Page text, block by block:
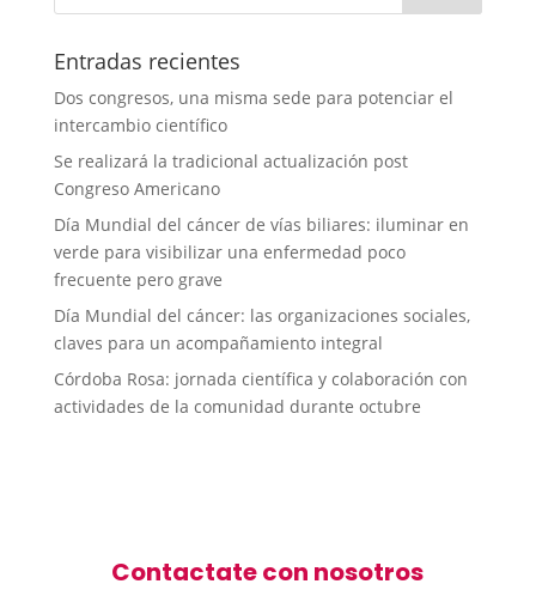
Entradas recientes
Dos congresos, una misma sede para potenciar el
intercambio científico
Se realizará la tradicional actualización post
Congreso Americano
Día Mundial del cáncer de vías biliares: iluminar en
verde para visibilizar una enfermedad poco
frecuente pero grave
Día Mundial del cáncer: las organizaciones sociales,
claves para un acompañamiento integral
Córdoba Rosa: jornada científica y colaboración con
actividades de la comunidad durante octubre
Contactate con nosotros